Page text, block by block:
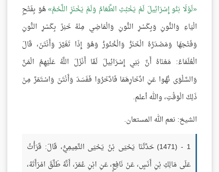
لَوْلَا بَنُو إِسْرَائِيلَ لَمْ يَخْبُثِ الطَّعَامُ وَلَمْ يَخْنَزِ اللَّحْمُ هُوَ بِفَتْحِ
الْيَاءِ وَالنُّونِ وَبِكَسْرِ النُّونِ وَالْمَاضِي مِنْهُ خَنِزَ بِكَسْرِ النُّونِ
وَفَتْحِهَا وَمَصْدَرُهُ الْخَنَزُ وَالْخُنُوزُ وَهُوَ إِذَا تَغَيَّرَ وَأَنْتَنَ، قَالَ
الْعُلَمَاءُ: مَعْنَاهُ أَنَّ بَنِي إِسْرَائِيلَ لَمَّا أَنْزَلَ اللَّهُ عَلَيْهِمُ الْمَنَّ
وَالسَّلْوَى نُهُوا عَنِ ادِّخَارِهَمَا فَادَّخَرُوا فَفَسَدَ وَأَنْتَنَ وَاسْتَمَرَّ مِنْ
ذَلِكَ الْوَقْتِ، والله أعلم.
الشيخ: نعم الله المستعان.
1 - (1471) حَدَّثَنَا يَحْيَى بْنُ يَحْيَى التَّمِيمِيُّ، قَالَ: قَرَأْتُ
عَلَى مَالِكِ بْنِ أَنَسٍ، عَنْ نَافِعٍ، عَنِ ابْنِ عُمَرَ، أَنَّهُ طَلَّقَ امْرَأَتَهُ،